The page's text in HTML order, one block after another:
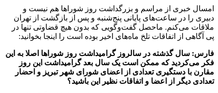
امسال خبری از مراسم و بزرگداشت روز شوراها هم نیست و
دبیری را در ساعت‌های پایانی پنج‌شنبه و پس از بازگشت از تهران
ملاقات می‌کنم. ماحصل گفت‌وگویی که بدون هیچ قضاوتی تنها در
پی آگاهی از اتفاقات تلخ ماه‌های اخیر بوده است را اینجا بخوانید:
فارس: سال گذشته در سالروز گرامیداشت روز شوراها اصلا به این
فکر می‌کردید که ممکن است یک سال بعد گرامیداشت این روز
مقارن با دستگیری تعدادی از اعضای شورای شهر تبریز و احضار
تعدادی دیگر از اعضا و اتفاقات نظیر این باشید؟